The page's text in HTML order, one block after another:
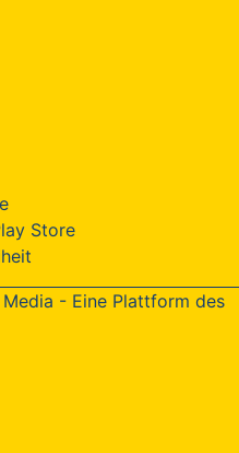
Store
- Eine Plattform des